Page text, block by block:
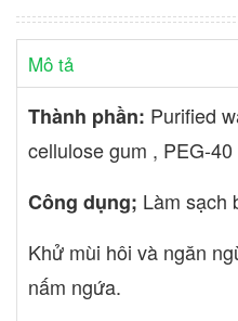
Mô tả
Thành phần: Purified
cellulose gum , PEG-
Công dụng; Làm sạch
Khử mùi hôi và ngăn
nấm ngứa.